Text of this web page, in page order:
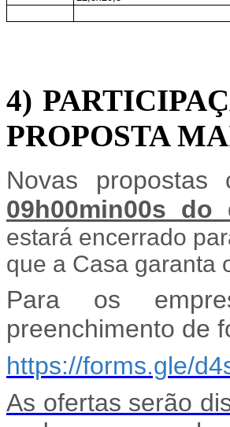
4)
PROPOSTA
Novas propostas
09h00min00s do
estará encerrado
que a Casa garanta
Para os
preenchimento de
https://forms.gle/
As ofertas serão